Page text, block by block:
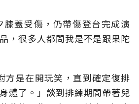
蓋受傷，仍帶傷登台完成演
，很多人都問我是不是跟果陀
方是在開玩笑，直到確定復排
體了。」談到排練期間帶著兒